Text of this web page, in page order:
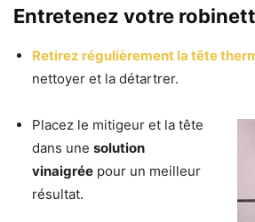
Entretenez votre
Retirez régulièrement la tête
nettoyer et la détartrer.
Placez le mitigeur et la tête
dans une solution
vinaigrée pour un meilleur
résultat.